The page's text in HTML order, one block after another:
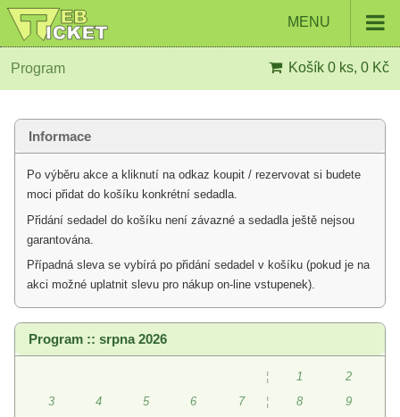
MENU
Program Košík 0 ks, 0 Kč
Informace
Po výběru akce a kliknutí na odkaz koupit / rezervovat si budete
moci přidat do košíku konkrétní sedadla.
Přidání sedadel do košíku není závazné a sedadla ještě nejsou
garantována.
Případná sleva se vybírá po přidání sedadel v košíku (pokud je na
akci možné uplatnit slevu pro nákup on-line vstupenek).
Program :: srpna 2026
¦ 1
2
3
4 5 6 7 ¦ 8
9